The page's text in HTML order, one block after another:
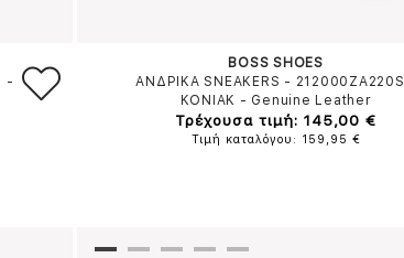
-
BOSS SHOES
ΑΝΔΡΙΚΑ SNEAKERS - 212000ZA220S
ΚΟΝΙΑΚ - Genuine Leather
Τρέχουσα τιμή: 145,00 €
Τιμή καταλόγου: 159,95 €